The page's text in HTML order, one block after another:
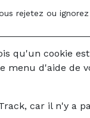
rejetez ou
qu'un cookie
menu d'aide de
car il n'y a